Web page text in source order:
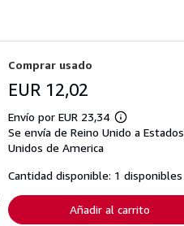
Comprar usado
EUR 12,02
Envío por EUR 23,34
Más
información
tarifas
de
envío
Se envía de Reino Unido a Estados
Unidos de America
Cantidad disponible: 1 disponibles
Añadir al carrito